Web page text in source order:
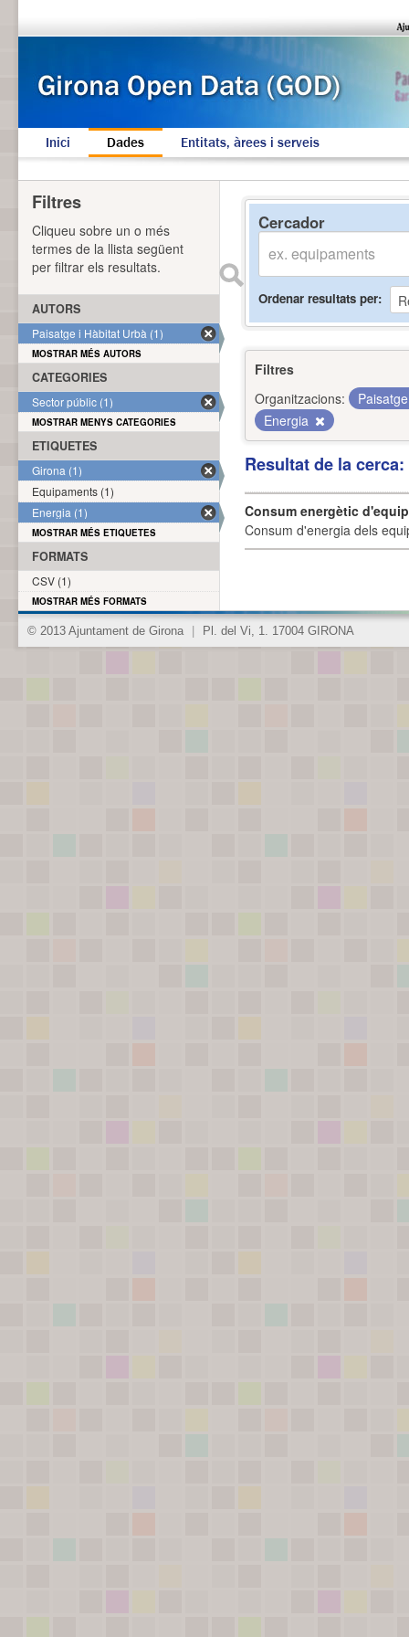
Inici Dades Entitats, àrees i serveis
Cercador
Ordenar resultats per
Filtres
Organitzacions:
Energia
Resultat de la
Consum energètic
Consum d'energia dels
Filtres
Cliqueu sobre un o més
termes de la llista següent
per filtrar els resultats.
AUTORS
Paisatge i Hàbitat Urbà (1)
MOSTRAR MÉS AUTORS
CATEGORIES
Sector públic (1)
MOSTRAR MENYS CATEGORIES
ETIQUETES
Girona (1)
Equipaments (1)
Energia (1)
MOSTRAR MÉS ETIQUETES
FORMATS
CSV (1)
MOSTRAR MÉS FORMATS
© 2013 Ajuntament de Girona Pl. del Vi, 1. 17004 GIRONA